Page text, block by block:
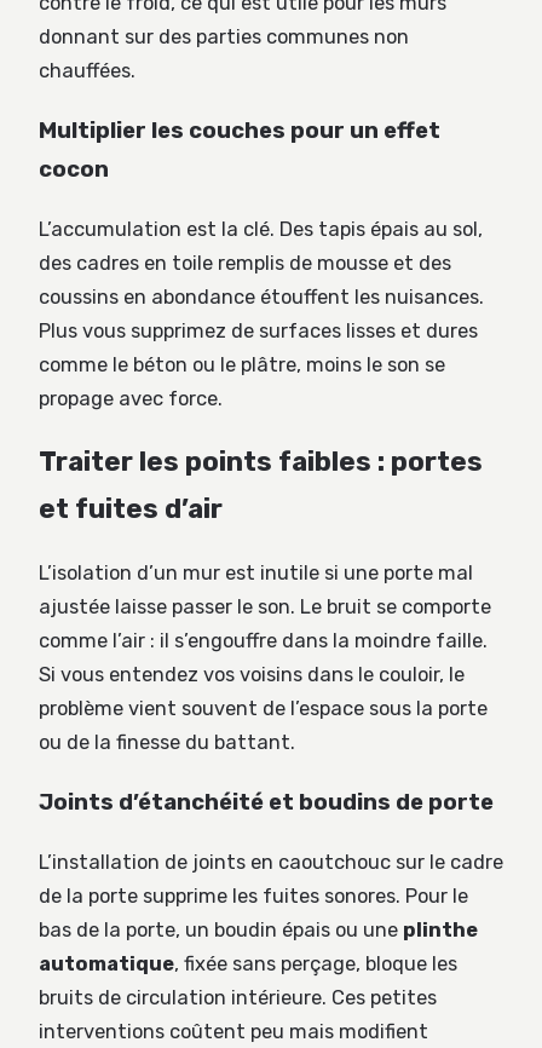
donnant sur des parties communes non
chauffées.
Multiplier les couches pour un effet
cocon
L’accumulation est la clé. Des tapis épais au sol,
des cadres en toile remplis de mousse et des
coussins en abondance étouffent les nuisances.
Plus vous supprimez de surfaces lisses et dures
comme le béton ou le plâtre, moins le son se
propage avec force.
Traiter les points faibles : portes
et fuites d’air
L’isolation d’un mur est inutile si une porte mal
ajustée laisse passer le son. Le bruit se comporte
comme l’air : il s’engouffre dans la moindre faille.
Si vous entendez vos voisins dans le couloir, le
problème vient souvent de l’espace sous la porte
ou de la finesse du battant.
Joints d’étanchéité et boudins de porte
L’installation de joints en caoutchouc sur le cadre
de la porte supprime les fuites sonores. Pour le
bas de la porte, un boudin épais ou une plinthe
automatique, fixée sans perçage, bloque les
bruits de circulation intérieure. Ces petites
interventions coûtent peu mais modifient